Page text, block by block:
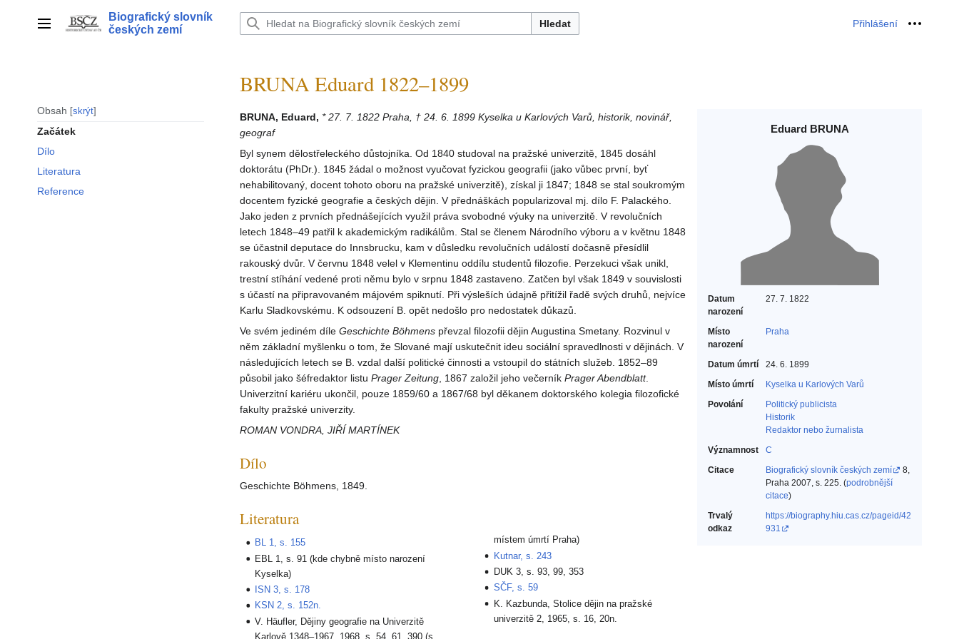
Hlavní menu
Biografický slovník
českých zemí
Hledat Přihlášení Osobní
Obsah skrýt
Začátek
Dílo
Literatura
Reference
BRUNA Eduard 1822–1899
Eduard BRUNA
Datum
narození
27. 7. 1822
Místo
narození
Praha
Datum úmrtí
24. 6. 1899
Místo úmrtí
Kyselka u Karlových Varů
Povolání
Politický publicista‎
Historik‎
Redaktor nebo žurnalista‎
Významnost
C
Citace
Biografický slovník českých zemí
8,
Praha 2007, s. 225. (podrobnější
citace)
Trvalý
odkaz
https://biography.hiu.cas.cz/pageid/42
931
BRUNA, Eduard, * 27. 7. 1822 Praha, † 24. 6. 1899 Kyselka u Karlových Varů, historik, novinář,
geograf
Byl synem dělostřeleckého důstojníka. Od 1840 studoval na pražské univerzitě, 1845 dosáhl
doktorátu (PhDr.). 1845 žádal o možnost vyučovat fyzickou geografii (jako vůbec první, byť
nehabilitovaný, docent tohoto oboru na pražské univerzitě), získal ji 1847; 1848 se stal soukromým
docentem fyzické geografie a českých dějin. V přednáškách popularizoval mj. dílo F. Palackého.
Jako jeden z prvních přednášejících využil práva svobodné výuky na univerzitě. V revolučních
letech 1848–49 patřil k akademickým radikálům. Stal se členem Národního výboru a v květnu 1848
se účastnil deputace do Innsbrucku, kam v důsledku revolučních událostí dočasně přesídlil
rakouský dvůr. V červnu 1848 velel v Klementinu oddílu studentů filozofie. Perzekuci však unikl,
trestní stíhání vedené proti němu bylo v srpnu 1848 zastaveno. Zatčen byl však 1849 v souvislosti
s účastí na připravovaném májovém spiknutí. Při výsleších údajně přitížil řadě svých druhů, nejvíce
Karlu Sladkovskému. K odsouzení B. opět nedošlo pro nedostatek důkazů.
Ve svém jediném díle Geschichte Böhmens převzal filozofii dějin Augustina Smetany. Rozvinul v
něm základní myšlenku o tom, že Slované mají uskutečnit ideu sociální spravedlnosti v dějinách. V
následujících letech se B. vzdal další politické činnosti a vstoupil do státních služeb. 1852–89
působil jako šéfredaktor listu Prager Zeitung , 1867 založil jeho večerník Prager Abendblatt.
Univerzitní kariéru ukončil, pouze 1859/60 a 1867/68 byl děkanem doktorského kolegia filozofické
fakulty pražské univerzity.
ROMAN VONDRA, JIŘÍ MARTÍNEK
Dílo
Geschichte Böhmens, 1849.
Literatura
BL 1, s. 155
EBL 1, s. 91 (kde chybně místo narození
Kyselka)
ISN 3, s. 178
KSN 2, s. 152n.
V. Häufler, Dějiny geografie na Univerzitě
Karlově 1348–1967, 1968, s. 54, 61, 390 (s
místem úmrtí Praha)
Kutnar, s. 243
DUK 3, s. 93, 99, 353
SČF, s. 59
K. Kazbunda, Stolice dějin na pražské
univerzitě 2, 1965, s. 16, 20n.